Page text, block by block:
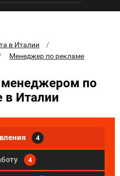
в Италии
Менеджер по рекламе
по
в Италии
4
4